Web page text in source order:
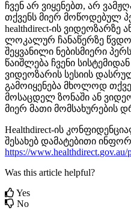
ჩვენ არ ვიყენებთ, არ ვამჟღ
თქვენს მიერ მოწოდებულ პ
healthdirect-ის ვიდეოზარზე ა
ლოკალურ ჩანაწერზე წვდო
შეყვანილი ნებისმიერი პერს
წაიშლება ჩვენი სისტემიდან
ვიდეოზარის სესიის დასრუ
გამოიყენება მხოლოდ თქვე
მოსაცდელ ზონაში ან ვიდე
მიერ მათი მომსახურების დ
Healthdirect-ის კონფიდენცია
შესახებ დამატებითი ინფორ
https://www.healthdirect.gov.au/
Was this article helpful?
Yes
No